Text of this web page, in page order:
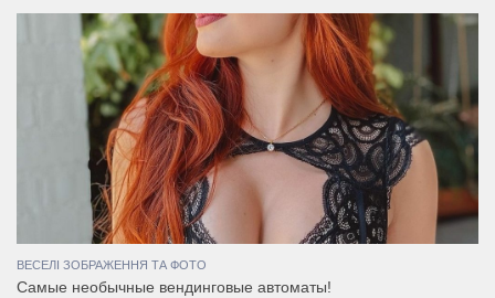
ВЕСЕЛІ ЗОБРАЖЕННЯ ТА ФОТО
Самые необычные вендинговые автоматы!